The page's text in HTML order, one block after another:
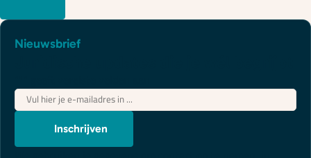
Nieuwsbrief
E-
mailadres*
Inschrijven